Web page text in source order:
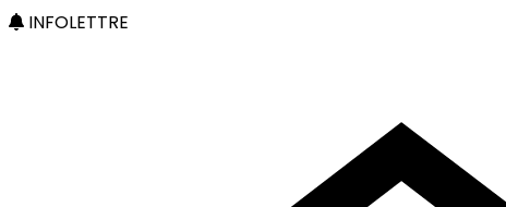
INFOLETTRE